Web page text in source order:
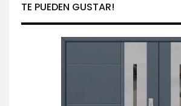
TE PUEDEN GUSTAR!